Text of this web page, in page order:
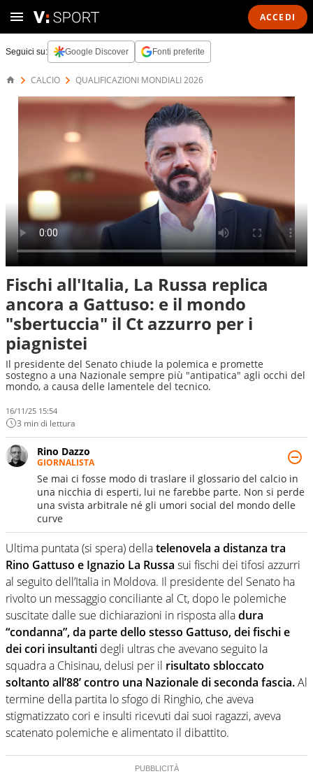
ACCEDI
Seguici su: Google Discover Fonti preferite
CALCIO QUALIFICAZIONI MONDIALI 2026
Fischi all'Italia, La Russa replica
ancora a Gattuso: e il mondo
"sbertuccia" il Ct azzurro per i
piagnistei
Il presidente del Senato chiude la polemica e promette
sostegno a una Nazionale sempre più "antipatica" agli occhi del
mondo, a causa delle lamentele del tecnico.
16/11/25 15:54
3 min di lettura
Rino Dazzo
GIORNALISTA
Se mai ci fosse modo di traslare il glossario del calcio in
una nicchia di esperti, lui ne farebbe parte. Non si perde
una svista arbitrale né gli umori social del mondo delle
curve
Ultima puntata (si spera) dellatelenovela a distanza tra
Rino Gattuso e Ignazio La Russa sui fischi dei tifosi azzurri
al seguito dell’Italia in Moldova. Il presidente del Senato ha
rivolto un messaggio conciliante al Ct, dopo le polemiche
suscitate dalle sue dichiarazioni in risposta alladura
“condanna”, da parte dello stesso Gattuso, dei fischi e
dei cori insultanti degli ultras che avevano seguito la
squadra a Chisinau, delusi per il risultato sbloccato
soltanto all’88’ contro una Nazionale di seconda fascia.Al
termine della partita lo sfogo di Ringhio, che aveva
stigmatizzato cori e insulti ricevuti dai suoi ragazzi, aveva
scatenato polemiche e alimentato il dibattito.